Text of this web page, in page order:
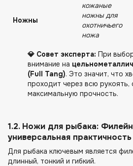
Ножны
кожаные
ножны для
охотничьего
ножа
💎 Совет эксперта: При
внимание на
(Full Tang). Это значит, что
проходит через всю рукоять,
максимальную прочность.
1.2. Ножи для рыбака:
универсальная практичность
Для рыбака ключевым является
длинный, тонкий и гибкий.